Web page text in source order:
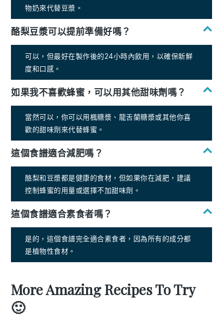
物奶來代替豆漿。
酪梨豆漿可以提前準備好嗎？
可以，但最好在製作後的24小時內飲用，以確保新鮮
度和口感。
如果我不喜歡蜂蜜，可以用其他甜味劑嗎？
當然可以，你可以用楓糖漿、龍舌蘭糖漿或其他你喜
歡的甜味劑來代替蜂蜜。
這個食譜適合減肥嗎？
酪梨和豆漿都是健康的食材，但如果你在減肥，建議
控制蜂蜜的用量或選擇不加甜味劑。
這個食譜適合素食者嗎？
是的，這個食譜完全適合素食者，因為所有的成分都
是植物性食材。
More Amazing Recipes To Try
🙂